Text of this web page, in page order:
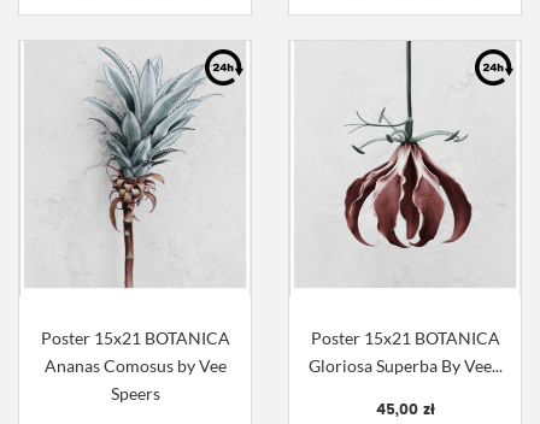
Poster 15x21 BOTANICA
Ananas Comosus by Vee
Speers
Poster 15x21 BOTANICA
Gloriosa Superba By Vee...
45,00 zł